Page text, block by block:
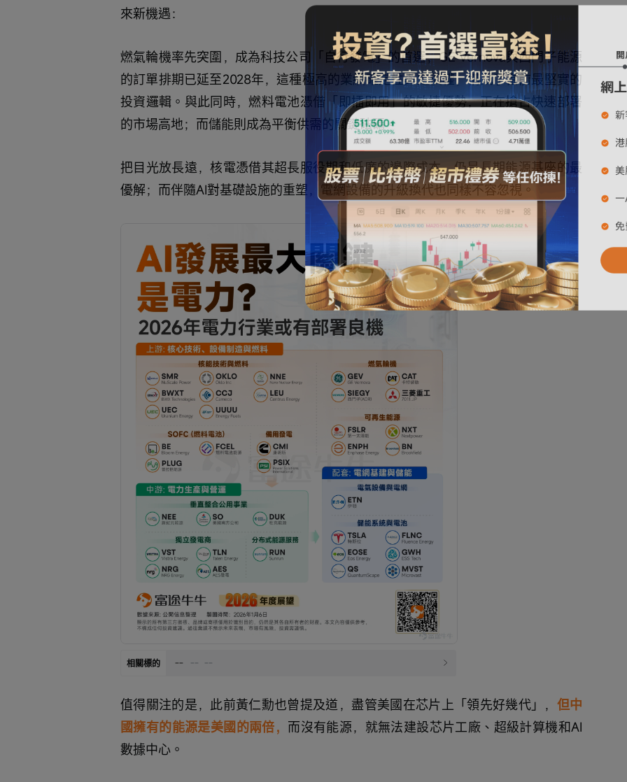
來新機遇：
燃氣輪機率先突圍，成為科技公司「自行發電」的首選，GE Vernova與西門子能源
的訂單排期已延至2028年，這種極高的業績確定性與定價權，構成了當前最堅實的
投資邏輯。與此同時，燃料電池憑借「即插即用」的敏捷優勢，正在搶占快速部署
的市場高地；而儲能則成為平衡供需的關鍵砝碼。
把目光放長遠，核電憑借其超長服役期和低廉的邊際成本，仍是長期能源基座的最
優解；而伴隨AI對基礎設施的重塑，電網設備的升級換代也同樣不容忽視。
相關標的 -- -- --
值得關注的是，此前黃仁勳也曾提及道，盡管美國在芯片上「領先好幾代」， 但中
國擁有的能源是美國的兩倍， 而沒有能源，就無法建設芯片工廠、超級計算機和AI
數據中心。